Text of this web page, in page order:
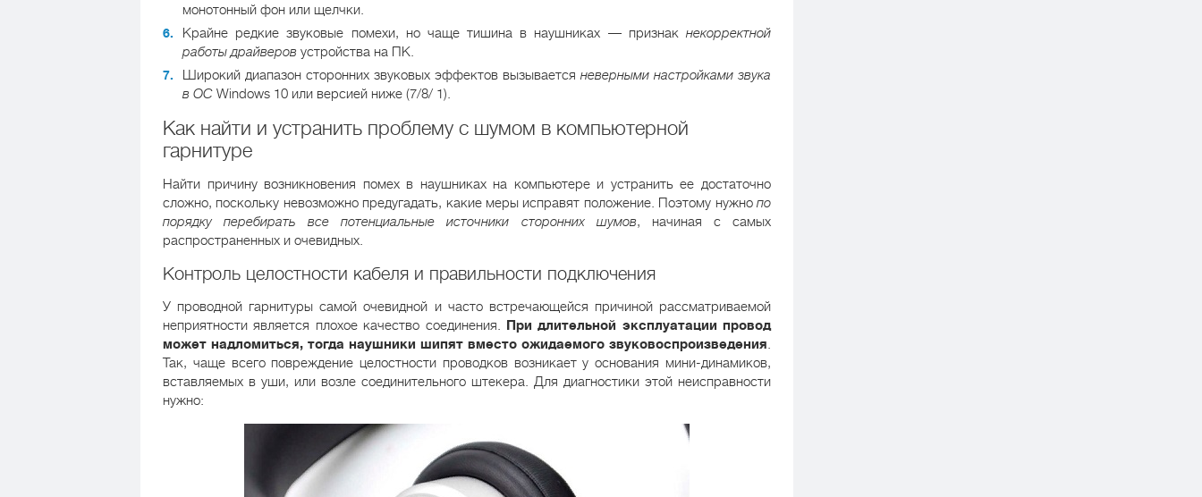
монотонный фон или щелчки.
Крайне редкие звуковые помехи, но чаще тишина в наушниках — признак некорректной
работы драйверов устройства на ПК.
Широкий диапазон сторонних звуковых эффектов вызывается неверными настройками звука
в ОС Windows 10 или версией ниже (7/8/ 1).
Как найти и устранить проблему с шумом в компьютерной
гарнитуре
Найти причину возникновения помех в наушниках на компьютере и устранить ее достаточно
сложно, поскольку невозможно предугадать, какие меры исправят положение. Поэтому нужно по
порядку перебирать все потенциальные источники сторонних шумов, начиная с самых
распространенных и очевидных.
Контроль целостности кабеля и правильности подключения
У проводной гарнитуры самой очевидной и часто встречающейся причиной рассматриваемой
неприятности является плохое качество соединения. При длительной эксплуатации провод
может надломиться, тогда наушники шипят вместо ожидаемого звуковоспроизведения
Так, чаще всего повреждение целостности проводков возникает у основания мини-динамиков,
вставляемых в уши, или возле соединительного штекера. Для диагностики этой неисправности
нужно: